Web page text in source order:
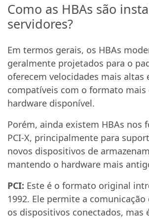
Como as HBAs são
servidores?
Em termos gerais, os HBAs
geralmente projetados para o
oferecem velocidades mais altas
compatíveis com o formato mais
hardware disponível.
Porém, ainda existem HBAs nos
PCI-X, principalmente para
novos dispositivos de
mantendo o hardware mais
PCI: Este é o formato original
1992. Ele permite a comunicação
os dispositivos conectados, mas